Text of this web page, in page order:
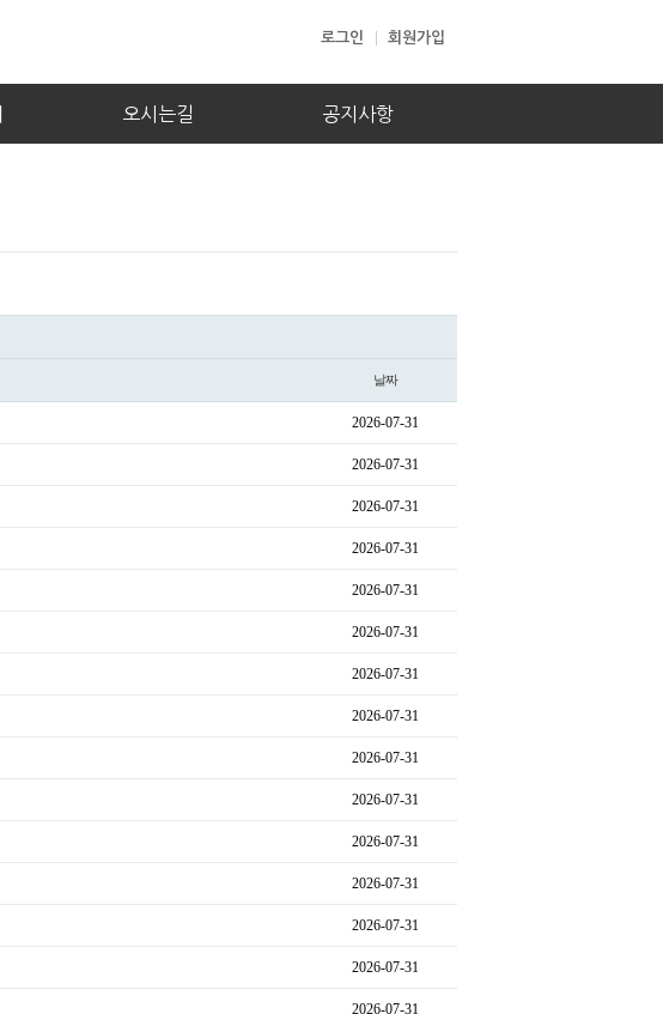
로그인 회원가입
오시는길 공지사항
날짜
2026-07-31
2026-07-31
2026-07-31
2026-07-31
2026-07-31
2026-07-31
2026-07-31
2026-07-31
2026-07-31
2026-07-31
2026-07-31
2026-07-31
2026-07-31
2026-07-31
2026-07-31